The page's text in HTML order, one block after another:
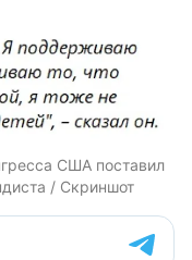
США поставил
/ Скриншот